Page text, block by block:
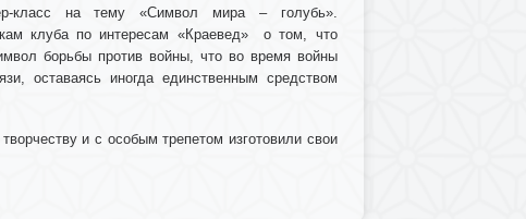
класс на тему «Символ мира – голубь».
клуба по интересам «Краевед» о том, что
борьбы против войны, что во время войны
оставаясь иногда единственным средством
и с особым трепетом изготовили свои